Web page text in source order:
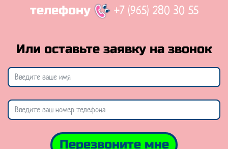
телефону
+7 (965) 280 30 55
Или оставьте заявку на звонок
Перезвоните мне